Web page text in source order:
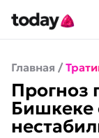
Главная /
Прогноз
Бишкеке